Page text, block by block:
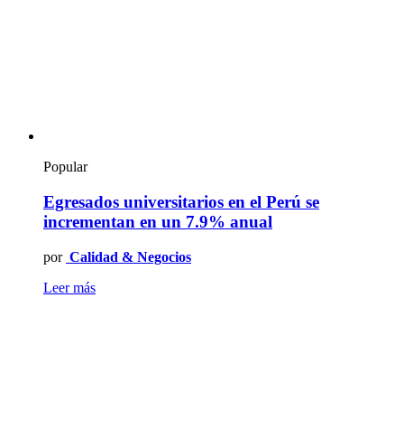
Popular
Egresados universitarios en el Perú se
incrementan en un 7.9% anual
por Calidad & Negocios
Leer más